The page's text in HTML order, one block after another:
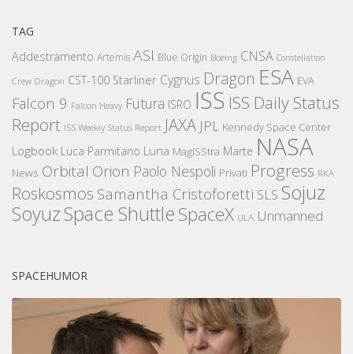
TAG
Addestramento Artemis ASI Blue Origin Boeing CNSA Constellation
Crew Dragon CST-100 Starliner Cygnus Dragon ESA EVA
Falcon 9 Falcon Heavy Futura ISRO ISS ISS Daily Status
Report ISS Weekly Status Report JAXA JPL Kennedy Space Center
Logbook Luca Parmitano Luna MagISStra Marte NASA
News Orbital Orion Paolo Nespoli Privati Progress RKA
Roskosmos Samantha Cristoforetti SLS Sojuz
SoyuzSpace ShuttleSpaceX ULA Unmanned
SPACEHUMOR